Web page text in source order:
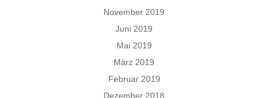
November 2019
Juni 2019
Mai 2019
März 2019
Februar 2019
Dezember 2018